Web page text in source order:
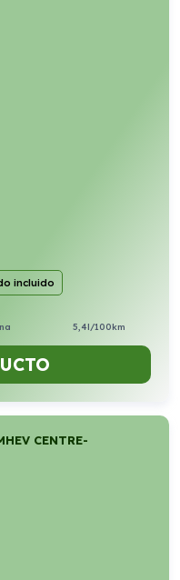
incluido
5,4l/100km
CENTRE-